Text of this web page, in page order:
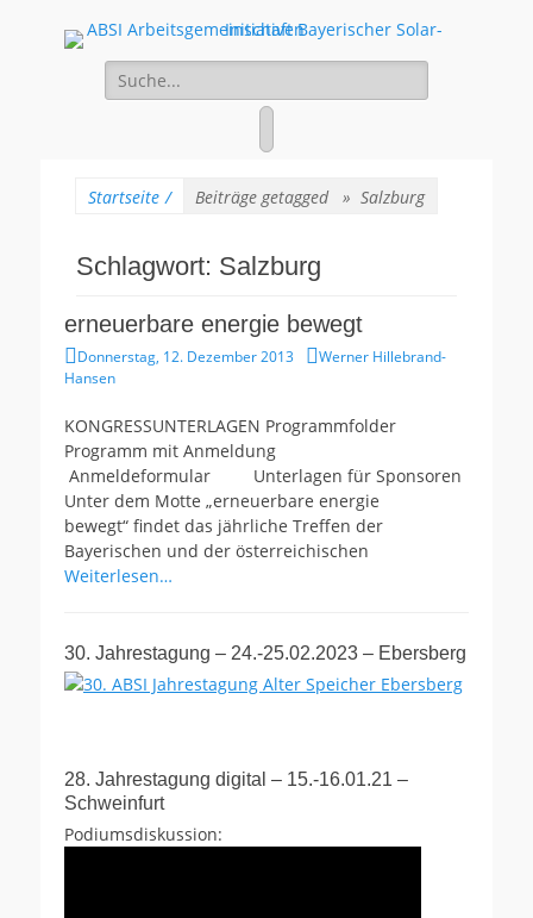
ABSI
Bayerischer Solar-
100% Erneuerbare Energien
Suche
für:
Startseite / Beiträge getagged » Salzburg
Schlagwort: Salzburg
erneuerbare energie bewegt
Gepostet
am
Donnerstag, 12. Dezember 2013 Autor
Werner Hillebrand-
Hansen
KONGRESSUNTERLAGEN Programmfolder
Programm mit Anmeldung
Anmeldeformular Unterlagen für Sponsoren
Unter dem Motte „erneuerbare energie
bewegt“ findet das jährliche Treffen der
Bayerischen und der österreichischen
Weiterlesen…
30. Jahrestagung – 24.-25.02.2023 – Ebersberg
28. Jahrestagung digital – 15.-16.01.21 –
Schweinfurt
Podiumsdiskussion: